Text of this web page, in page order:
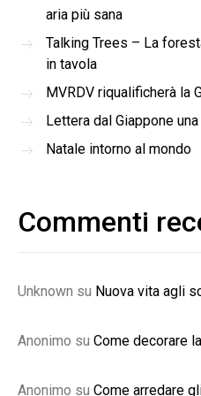
aria più sana
Talking Trees – La
in tavola
MVRDV riqualificherà la
Lettera dal Giappone
Natale intorno al mondo
Commenti
Unknown su Nuova vita agli
Anonimo su Come decorare
Anonimo su Come arredare